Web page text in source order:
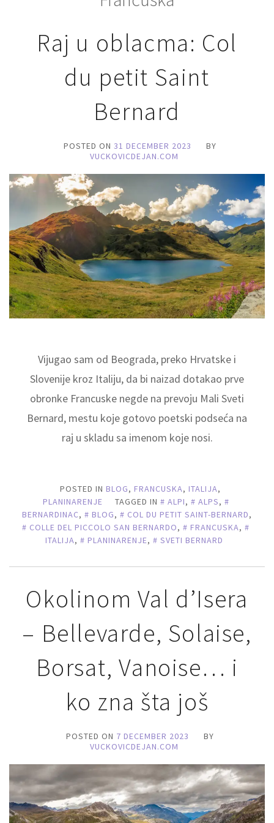
Raj u oblacma: Col
du petit Saint
Bernard
POSTED ON 31 DECEMBER 2023
BY
VUCKOVICDEJAN.COM
Vijugao sam od Beograda, preko Hrvatske i
Slovenije kroz Italiju, da bi naizad dotakao prve
obronke Francuske negde na prevoju Mali Sveti
Bernard, mestu koje gotovo poetski podseća na
raj u skladu sa imenom koje nosi.
POSTED IN BLOG, FRANCUSKA, ITALIJA,
PLANINARENJE
TAGGED IN ALPI, ALPS,
BERNARDINAC, BLOG, COL DU PETIT SAINT-BERNARD,
COLLE DEL PICCOLO SAN BERNARDO, FRANCUSKA,
ITALIJA, PLANINARENJE, SVETI BERNARD
Okolinom Val d’Isera
– Bellevarde, Solaise,
Borsat, Vanoise… i
ko zna šta još
POSTED ON 7 DECEMBER 2023
BY
VUCKOVICDEJAN.COM